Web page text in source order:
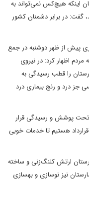
اینکه هیچ‌کس نمی‌تواند به
گفت: در برابر دشمنان کشور
پیش از ظهر دوشنبه در جمع
مردم اظهار کرد: در نیروی
را قطب رسیدگی به
جز درد و رنج بیماری درد
تحت پوشش و رسیدگی قرار
هستیم تا خدمات خوبی
ارتش کلنگ‌زنی و ساخته
پایان سال افتتاح می‌شوند، گفت: ۱۵ بیمارستان نیز نوسازی و بهسازی